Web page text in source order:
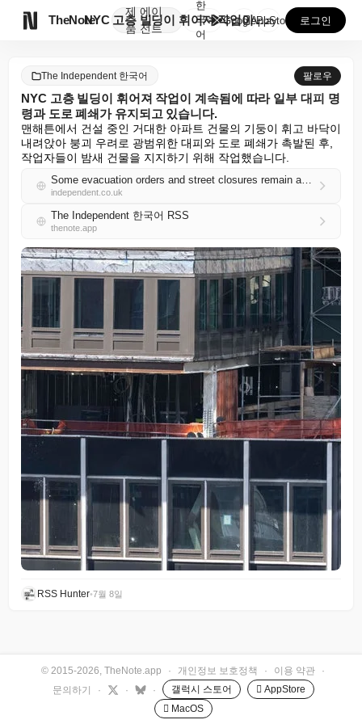
TheNote
제
품
에이
전트
NYC 고층 빌딩이 휘어져 작업이 계속됨에 따라 일부 ...
한
국
어
GooglePlay
AppStore 로그인
The Independent 한국어 팔로우
NYC 고층 빌딩이 휘어져 작업이 계속됨에 따라 일부 대피 명
령과 도로 폐쇄가 유지되고 있습니다.
맨해튼에서 건설 중인 거대한 아파트 건물의 기둥이 휘고 바닥이
내려앉아 붕괴 우려로 광범위한 대피와 도로 폐쇄가 촉발된 후,
작업자들이 밤새 건물을 지지하기 위해 작업했습니다.
Some evacuation orders and street closures remain as work continues on a NYC high-rise that buckled
independent.co.uk
The Independent 한국어 RSS
thenote.app
RSS Hunter•7월 8일
© 2015-2026, TheNote.app · 개인정보 보호정책 · 이용 약관
·
문의하기
· · · 갤럭시 스토어
 AppStore
 MacOS